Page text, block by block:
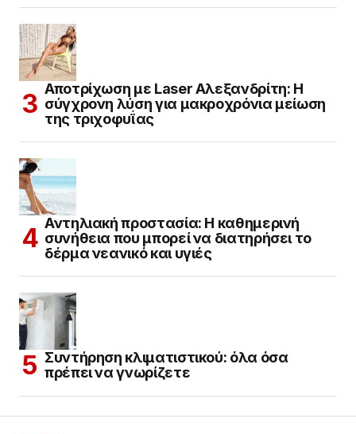
Αποτρίχωση με Laser Αλεξανδρίτη: Η
σύγχρονη λύση για μακροχρόνια μείωση
της τριχοφυΐας
Αντηλιακή προστασία: Η καθημερινή
συνήθεια που μπορεί να διατηρήσει το
δέρμα νεανικό και υγιές
Συντήρηση κλιματιστικού: όλα όσα
πρέπει να γνωρίζετε